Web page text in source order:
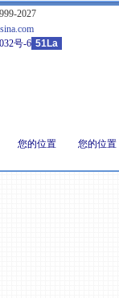
2027
号-6 51La
您的位置 您的位置